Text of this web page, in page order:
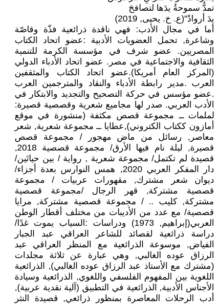
تمدُّ سموحةُ يدَها لتصافحَ
يدَ أروادْ"(ع. خ. يحيى, 2019)
أما في مجال الأدب: فهي ناقدة ذرائعية فذّة وقاصّة
وشاعرة, تحمل العضويات الأدبية :عضو اتحاد الكتاب
المصريين. عضو شرف في مؤسسة الكرمة للتنمية
الثقافية والاجتماعية في مصر. عضو اتحاد الأدباء الدولي
(المركز العام أمريكا).عضو اتحاد الكتاب والمثقفين
العرب .مدير رابطة الأدباء والنقاد والمترجمين العرب
.عضو مؤسس في حركة التصحيح والتجديد والابتكار في
الأدب العربي. صدر لها مجاميع شعرية وقصصية قصيرة:
لملمات ــ مجموعة قصص مكثفة (منشورة في موقع
أمازون ككتاب الكتروني),عطايا ــ مجموعة شعرية, شعر
معاصر, رسائل من ماض مهجور / مجموعة قصص
قصيرة, ليلة نام فيها الأرق/ مجموعة قصصية 2018,
قصيدة لم تكتمل/ مجموعة شعرية , رواية / بين حياتَين/
دار المفكر العربي 2020, همس النوارس بعدة أجزاء/
ديوان شعر مشترك, مقهورات عربيات / مجموعة
قصصية مشتركة, قهر الرجال /مجموعة قصصية
مشتركة, كليب .. / مجموعة قصصية مشتركة, مرايا
قصصية/ مع عدد من الأديبات من مختلف أقطار الوطن
العربي(إبراهيم, 1973) ودراسات :السياب يموت غدًا/
دراسة ذرائعية لقصائد للشاعر العراقي عبد الجبار
الفياض, موسوعة الذرائعية مع المنظر العراقي عبد
الرزاق عوده الغالبي, وهي عبارة عن ثلاثة مجلدات
(مشترك مع الأستاذ عبد الرزاق عوده الغالبي), الذرائعية
اللغوية بين المفهوم الفلسفي واللغوي, الذرائعية وسيادة
الأجناس الأدبية, الذرائعية في التطبيق (آلية نقدية عربية),
أدب الرحلات المعاصرة بمنظور ذرائعي, قصيدة النثر